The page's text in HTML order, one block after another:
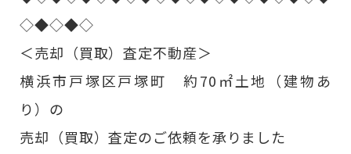
◇◆◇◆◇
＜売却（買取）査定不動産＞
横浜市戸塚区戸塚町 約70㎡土地（建物あ
り）の
売却（買取）査定のご依頼を承りました